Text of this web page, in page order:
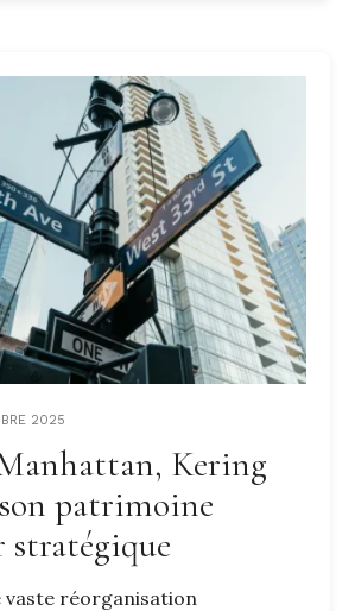
2025
Kering
patrimoine
vaste réorganisation